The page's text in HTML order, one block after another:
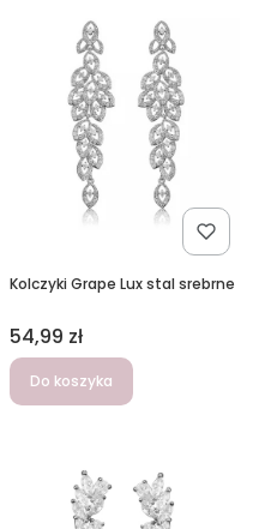
Kolczyki Grape Lux stal srebrne
Cena
54,99 zł
Do koszyka